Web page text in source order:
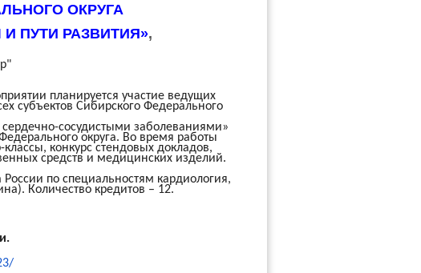
ОКРУГА
ПУТИ РАЗВИТИЯ»,
планируется участие ведущих
субъектов Сибирского Федерального
сосудистыми заболеваниями»
округа. Во время работы
конкурс стендовых докладов,
средств и медицинских изделий.
по специальностям кардиология,
Количество кредитов – 12.